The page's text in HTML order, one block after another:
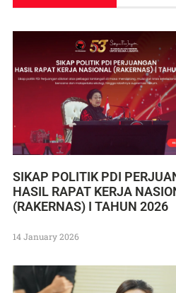
SIKAP POLITIK PDI
HASIL RAPAT KERJA
(RAKERNAS) I TAHUN 2026
14 January 2026